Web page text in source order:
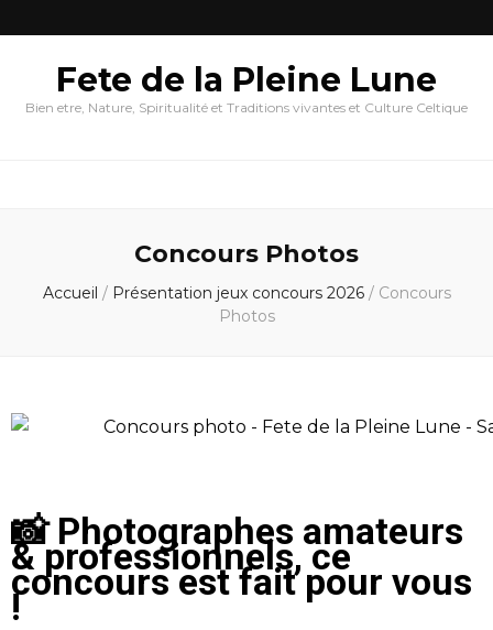
Fete de la Pleine Lune
Bien etre, Nature, Spiritualité et Traditions vivantes et Culture Celtique
Concours Photos
Accueil / Présentation jeux concours 2026 / Concours
Photos
📸 Photographes amateurs
& professionnels, ce
concours est fait pour vous
!